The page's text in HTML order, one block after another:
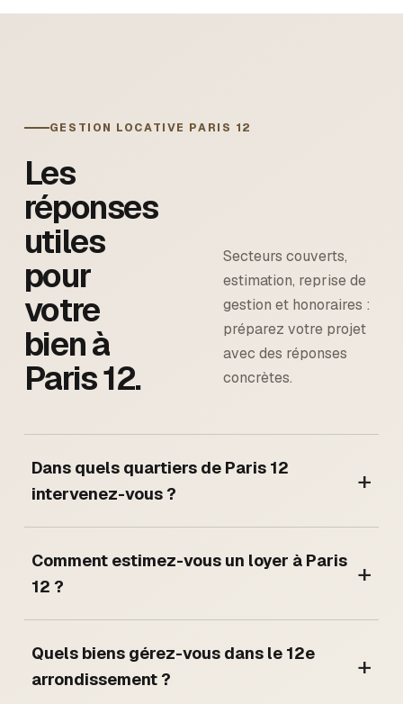
GESTION LOCATIVE PARIS 12
Les
réponses
utiles
pour
votre
bien à
Paris 12.
Secteurs couverts,
estimation, reprise de
gestion et honoraires :
préparez votre projet
avec des réponses
concrètes.
Dans quels quartiers de Paris 12
intervenez-vous ?
+
Comment estimez-vous un loyer à Paris
12 ?
+
Quels biens gérez-vous dans le 12e
arrondissement ?
+